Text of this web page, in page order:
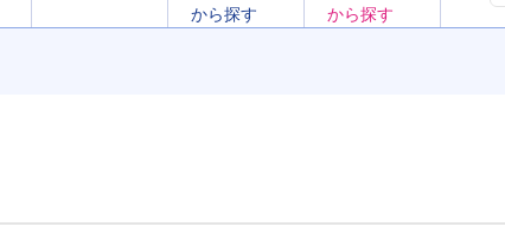
から探す
から探す